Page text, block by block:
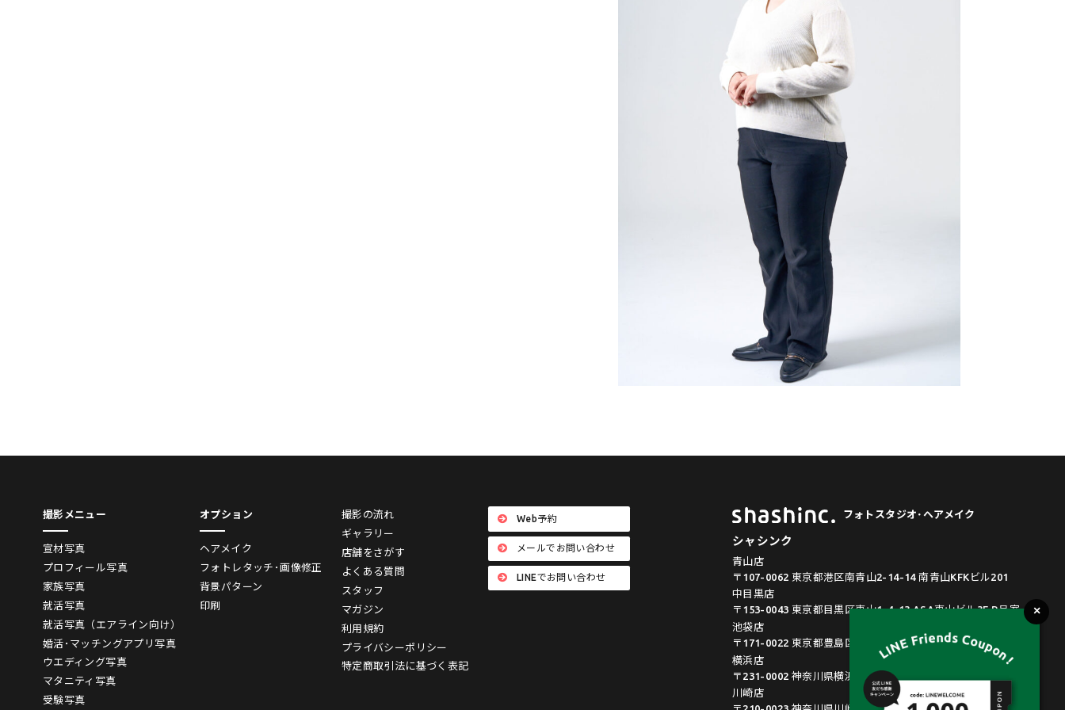
撮影メニュー
宣材写真
プロフィール写真
家族写真
就活写真
就活写真（エアライン向け）
婚活･マッチングアプリ写真
ウエディング写真
マタニティ写真
受験写真
オプション
ヘアメイク
フォトレタッチ･画像修正
背景パターン
印刷
撮影の流れ
ギャラリー
店舗をさがす
よくある質問
スタッフ
マガジン
利用規約
プライバシーポリシー
特定商取引法に基づく表記
Web予約
メールでお問い合わせ
LINEでお問い合わせ
フォトスタジオ･ヘアメイク
シャシンク
青山店
〒107-0062 東京都港区南青山2-14-14 南青山KFKビル201
中目黒店
〒153-0043 東京都目黒区東山1-4-13 ASA東山ビル3F B号室
池袋店
〒171-0022 東京都豊島区南池袋2-33-6 大同ビル6F
横浜店
〒231-0002 神奈川県横浜市中区海岸通4-23 マリンビルB002
川崎店